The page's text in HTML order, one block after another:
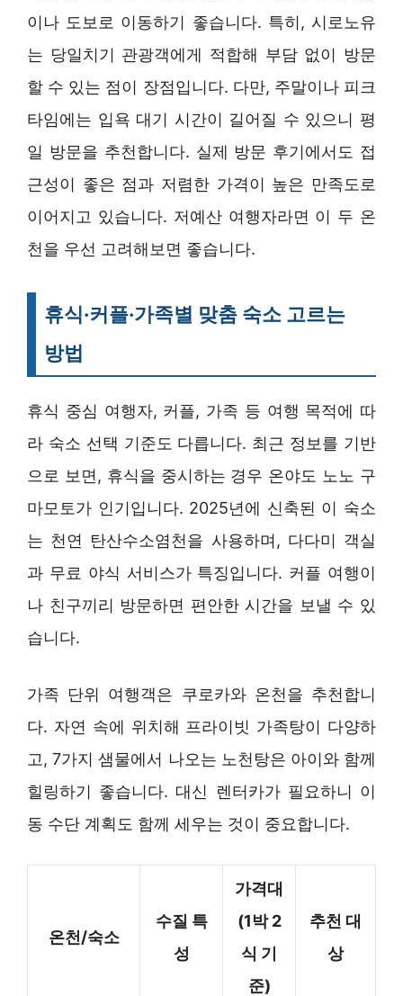
이나 도보로 이동하기 좋습니다. 특히, 시로노유
는 당일치기 관광객에게 적합해 부담 없이 방문
할 수 있는 점이 장점입니다. 다만, 주말이나 피크
타임에는 입욕 대기 시간이 길어질 수 있으니 평
일 방문을 추천합니다. 실제 방문 후기에서도 접
근성이 좋은 점과 저렴한 가격이 높은 만족도로
이어지고 있습니다. 저예산 여행자라면 이 두 온
천을 우선 고려해보면 좋습니다.
휴식·커플·가족별 맞춤 숙소 고르는
방법
휴식 중심 여행자, 커플, 가족 등 여행 목적에 따
라 숙소 선택 기준도 다릅니다. 최근 정보를 기반
으로 보면, 휴식을 중시하는 경우 온야도 노노 구
마모토가 인기입니다. 2025년에 신축된 이 숙소
는 천연 탄산수소염천을 사용하며, 다다미 객실
과 무료 야식 서비스가 특징입니다. 커플 여행이
나 친구끼리 방문하면 편안한 시간을 보낼 수 있
습니다.
가족 단위 여행객은 쿠로카와 온천을 추천합니
다. 자연 속에 위치해 프라이빗 가족탕이 다양하
고, 7가지 샘물에서 나오는 노천탕은 아이와 함께
힐링하기 좋습니다. 대신 렌터카가 필요하니 이
동 수단 계획도 함께 세우는 것이 중요합니다.
온천/숙소
수질 특
성
가격대
(1박 2
식 기
준)
추천 대
상